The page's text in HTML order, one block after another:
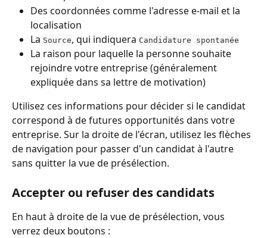
Des coordonnées comme l'adresse e-mail et la
localisation
La Source, qui indiquera Candidature spontanée
La raison pour laquelle la personne souhaite
rejoindre votre entreprise (généralement
expliquée dans sa lettre de motivation)
Utilisez ces informations pour décider si le candidat
correspond à de futures opportunités dans votre
entreprise. Sur la droite de l'écran, utilisez les flèches
de navigation pour passer d'un candidat à l'autre
sans quitter la vue de présélection.
Accepter ou refuser des candidats
En haut à droite de la vue de présélection, vous
verrez deux boutons :